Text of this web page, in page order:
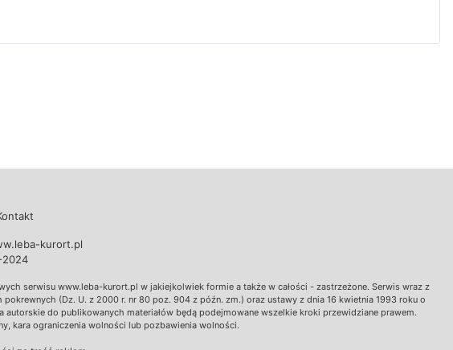
kurort.pl
serwisu www.leba-kurort.pl w jakiejkolwiek formie a także w całości - zastrzeżone. Serwis wraz z
(Dz. U. z 2000 r. nr 80 poz. 904 z późn. zm.) oraz ustawy z dnia 16 kwietnia 1993 roku o
do publikowanych materiałów będą podejmowane wszelkie kroki przewidziane prawem.
kara ograniczenia wolności lub pozbawienia wolności.